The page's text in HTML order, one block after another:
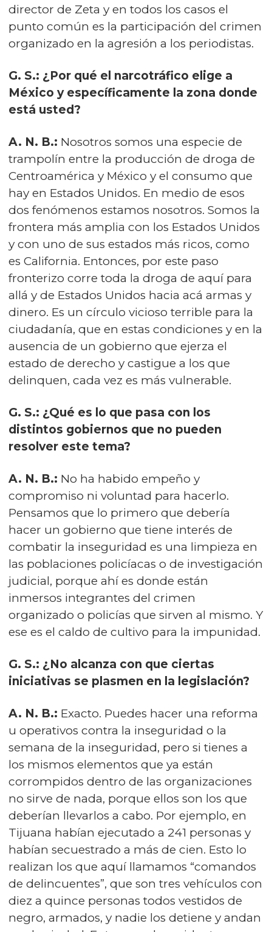
director de Zeta y en todos los casos el
punto común es la participación del crimen
organizado en la agresión a los periodistas.
G. S.: ¿Por qué el narcotráfico elige a
México y específicamente la zona donde
está usted?
A. N. B.: Nosotros somos una especie de
trampolín entre la producción de droga de
Centroamérica y México y el consumo que
hay en Estados Unidos. En medio de esos
dos fenómenos estamos nosotros. Somos la
frontera más amplia con los Estados Unidos
y con uno de sus estados más ricos, como
es California. Entonces, por este paso
fronterizo corre toda la droga de aquí para
allá y de Estados Unidos hacia acá armas y
dinero. Es un círculo vicioso terrible para la
ciudadanía, que en estas condiciones y en la
ausencia de un gobierno que ejerza el
estado de derecho y castigue a los que
delinquen, cada vez es más vulnerable.
G. S.: ¿Qué es lo que pasa con los
distintos gobiernos que no pueden
resolver este tema?
A. N. B.: No ha habido empeño y
compromiso ni voluntad para hacerlo.
Pensamos que lo primero que debería
hacer un gobierno que tiene interés de
combatir la inseguridad es una limpieza en
las poblaciones policíacas o de investigación
judicial, porque ahí es donde están
inmersos integrantes del crimen
organizado o policías que sirven al mismo. Y
ese es el caldo de cultivo para la impunidad.
G. S.: ¿No alcanza con que ciertas
iniciativas se plasmen en la legislación?
A. N. B.: Exacto. Puedes hacer una reforma
u operativos contra la inseguridad o la
semana de la inseguridad, pero si tienes a
los mismos elementos que ya están
corrompidos dentro de las organizaciones
no sirve de nada, porque ellos son los que
deberían llevarlos a cabo. Por ejemplo, en
Tijuana habían ejecutado a 241 personas y
habían secuestrado a más de cien. Esto lo
realizan los que aquí llamamos “comandos
de delincuentes”, que son tres vehículos con
diez a quince personas todos vestidos de
negro, armados, y nadie los detiene y andan